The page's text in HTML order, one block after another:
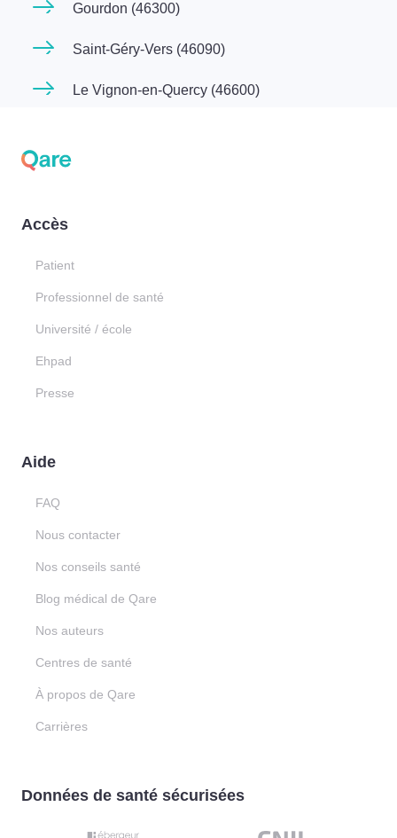
Gourdon (46300)
Saint-Géry-Vers (46090)
Le Vignon-en-Quercy (46600)
Accès
Patient
Professionnel de santé
Université / école
Ehpad
Presse
Aide
FAQ
Nous contacter
Nos conseils santé
Blog médical de Qare
Nos auteurs
Centres de santé
À propos de Qare
Carrières
Données de santé sécurisées